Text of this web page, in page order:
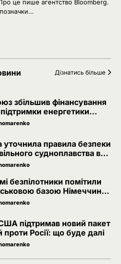
це пише агентство Bloomberg.
Дізнатись більше
підтримав новий пакет
проти Росії: що буде далі
в Україні під час
змінилася культура
збільшив фінансування
енергетики
уточнила правила безпеки
судноплавства в
морі
безпілотники помітили
базою Німеччини,
Patriot
підтримав новий пакет
проти Росії: що буде далі